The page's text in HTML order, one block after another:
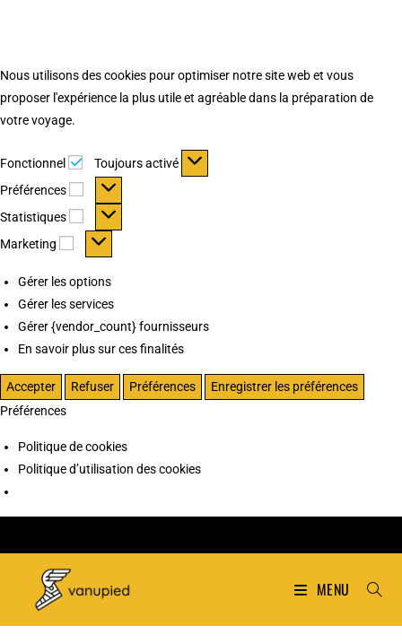
Nous utilisons des cookies pour optimiser notre site web et vous
proposer l'expérience la plus utile et agréable dans la préparation de
votre voyage.
Fonctionnel Fonctionnel
Toujours activé
Préférences
Préférences
Statistiques Statistiques
Marketing Marketing
Gérer les options
Gérer les services
Gérer {vendor_count} fournisseurs
En savoir plus sur ces finalités
Accepter Refuser Préférences
Enregistrer les préférences
Préférences
Politique de cookies
Politique d’utilisation des cookies
MENU